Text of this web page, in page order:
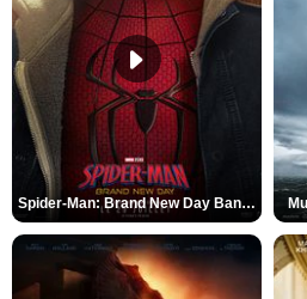
Spider-Man: Brand New Day Bande-annonce VO STFR